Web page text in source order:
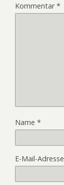
Kommentar*
Name *
E-Mail-Adresse